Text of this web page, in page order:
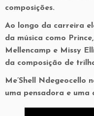
composições.
Ao longo da carreira
da música como
Mellencamp e Missy
da composição de
Me’Shell Ndegeocello
uma pensadora e